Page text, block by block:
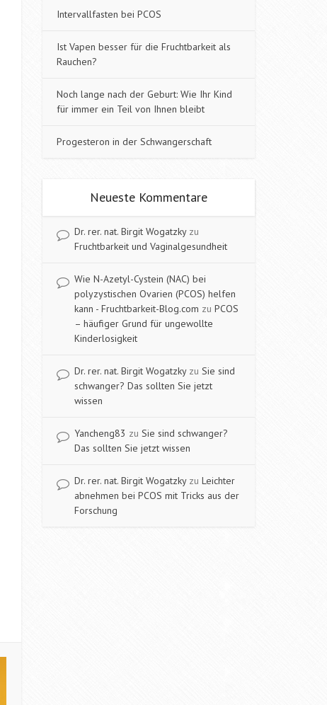
Intervallfasten bei PCOS
Ist Vapen besser für die Fruchtbarkeit als
Rauchen?
Noch lange nach der Geburt: Wie Ihr Kind
für immer ein Teil von Ihnen bleibt
Progesteron in der Schwangerschaft
Neueste Kommentare
Dr. rer. nat. Birgit Wogatzkyzu
Fruchtbarkeit und Vaginalgesundheit
Wie N-Azetyl-Cystein (NAC) bei
polyzystischen Ovarien (PCOS) helfen
kann - Fruchtbarkeit-Blog.com zu PCOS
– häufiger Grund für ungewollte
Kinderlosigkeit
Dr. rer. nat. Birgit Wogatzkyzu Sie sind
schwanger? Das sollten Sie jetzt
wissen
Yancheng83 zu Sie sind schwanger?
Das sollten Sie jetzt wissen
Dr. rer. nat. Birgit Wogatzkyzu Leichter
abnehmen bei PCOS mit Tricks aus der
Forschung